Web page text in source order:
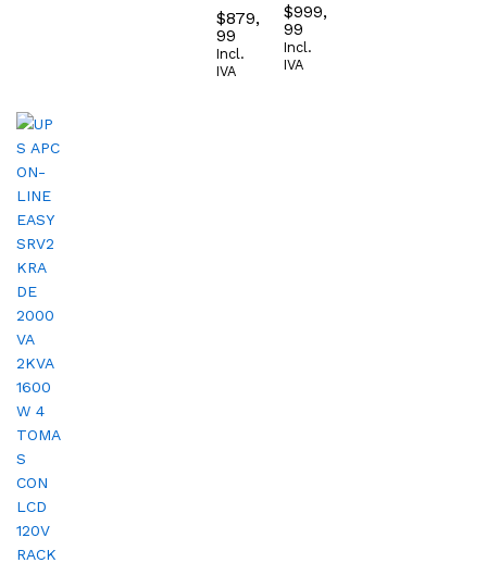
$879,
99
Incl.
IVA
$999,
99
Incl.
IVA